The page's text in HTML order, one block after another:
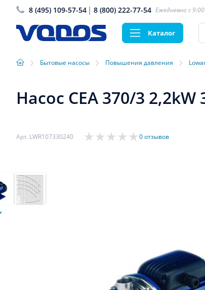
8 (495) 109-57-54 8 (800) 222-77-54 Ежедневно с
Каталог
› Бытовые насосы › Повышения давления ›
Насос CEA 370/3 2,2kW
Арт. LWR107330240 0 отзывов